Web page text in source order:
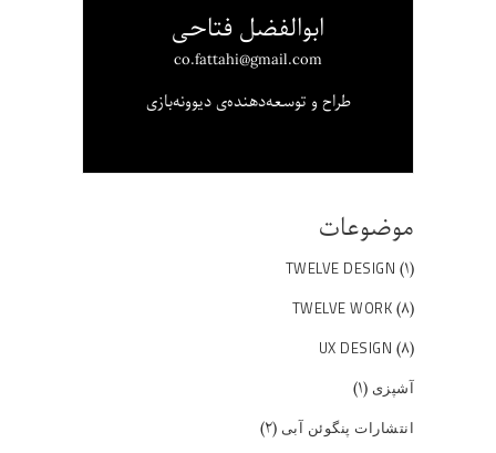
ابوالفضل فتاحی
co.fattahi@gmail.com
طراح و توسعه‌دهنده‌ی دیوونه‌بازی
موضوعات
TWELVE DESIGN (۱)
TWELVE WORK (۸)
UX DESIGN (۸)
آشپزی (۱)
انتشارات پنگوئن آبی (۲)